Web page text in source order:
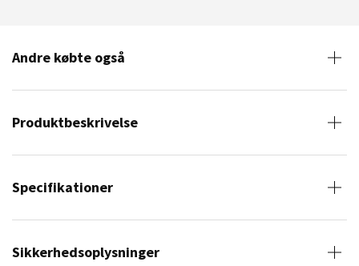
Andre købte også
Produktbeskrivelse
Specifikationer
Sikkerhedsoplysninger